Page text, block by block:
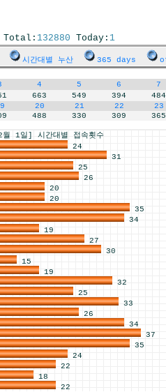
Total: 132880 Today: 1
시간대별 누산 365 days
4 5 6
7
663 549 394
484
20 21 22
23
488 330 309 365
] 시간대별 접속횟수
24
31
25
26
20
20
35
34
19
27
30
15
19
32
25
33
26
34
37
35
24
22
18
22